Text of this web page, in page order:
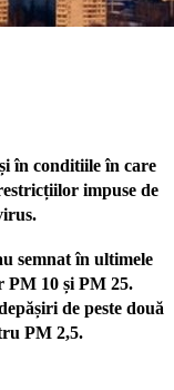
în conditiile în care
impuse de
semnat în ultimele
PM 10 și PM 25.
de peste două
PM 2,5.